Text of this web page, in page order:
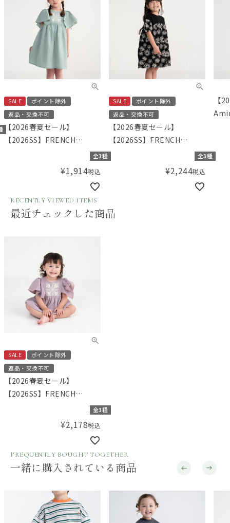
SALE
ポイント除外
返品・交換不可
【2026春夏セール】
【2026SS】FRENCH
全3種
¥1,914税込
SALE
ポイント除外
返品・交換不可
【2026春夏セール】
【2026SS】FRENCH
Aming（フレンチアミン
全3種
¥2,244税込
【
RECENTLY VIEWED ITEMS
最近チェックした商品
SALE
ポイント除外
返品・交換不可
【2026春夏セール】
【2026SS】FRENCH
全3種
¥2,178税込
FREQUENTLY BOUGHT TOGETHER
一緒に購入されている商品